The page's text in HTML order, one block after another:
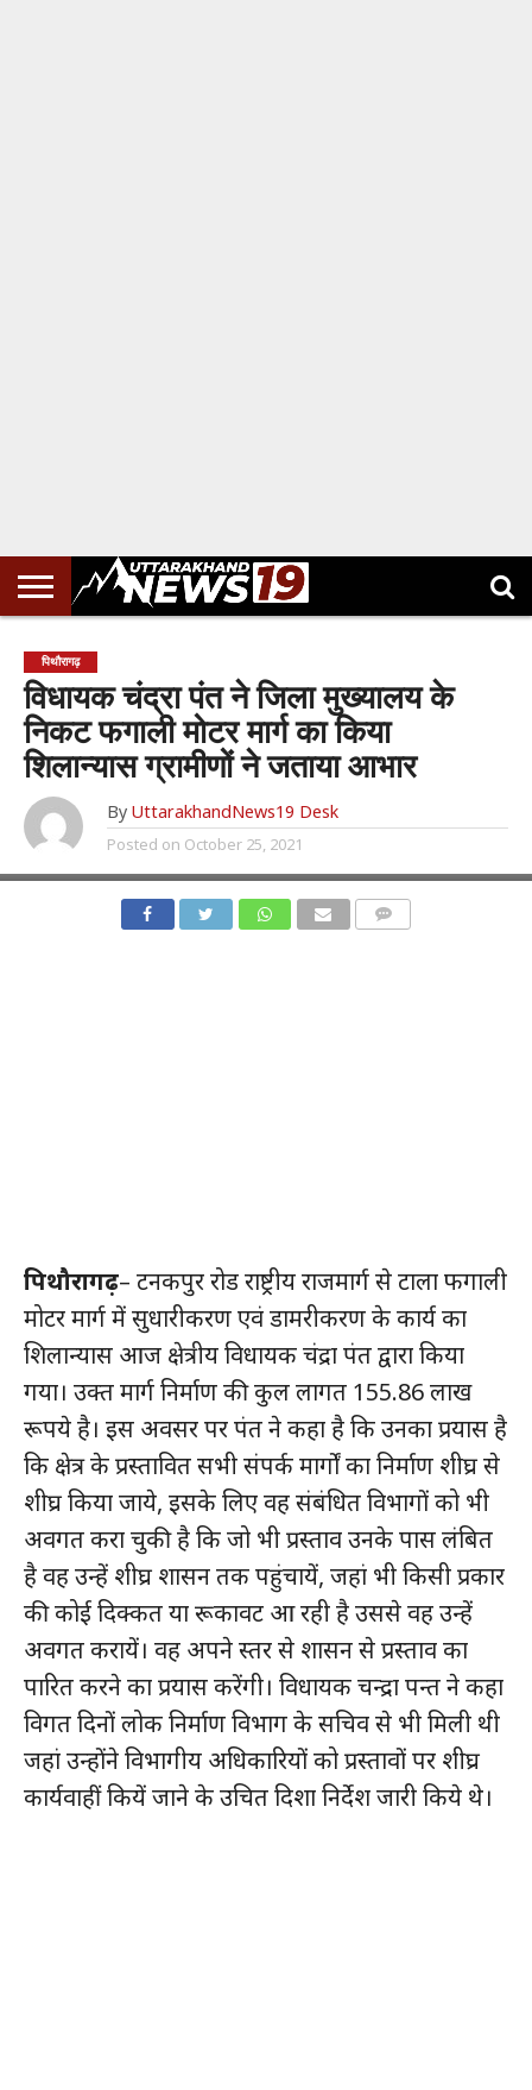
पिथौरागढ़
विधायक चंद्रा पंत ने जिला मुख्यालय के
निकट फगाली मोटर मार्ग का किया
शिलान्यास ग्रामीणों ने जताया आभार
By UttarakhandNews19 Desk
Posted on October 25, 2021
पिथौरागढ़– टनकपुर रोड राष्ट्रीय राजमार्ग से टाला फगाली
मोटर मार्ग में सुधारीकरण एवं डामरीकरण के कार्य का
शिलान्यास आज क्षेत्रीय विधायक चंद्रा पंत द्वारा किया
गया। उक्त मार्ग निर्माण की कुल लागत 155.86 लाख
रूपये है। इस अवसर पर पंत ने कहा है कि उनका प्रयास है
कि क्षेत्र के प्रस्तावित सभी संपर्क मार्गाें का निर्माण शीघ्र से
शीघ्र किया जाये, इसके लिए वह संबंधित विभागों को भी
अवगत करा चुकी है कि जो भी प्रस्ताव उनके पास लंबित
है वह उन्हें शीघ्र शासन तक पहुंचायें, जहां भी किसी प्रकार
की कोई दिक्कत या रूकावट आ रही है उससे वह उन्हें
अवगत करायें। वह अपने स्तर से शासन से प्रस्ताव का
पारित करने का प्रयास करेंगी। विधायक चन्द्रा पन्त ने कहा
विगत दिनों लोक निर्माण विभाग के सचिव से भी मिली थी
जहां उन्होंने विभागीय अधिकारियों को प्रस्तावों पर शीघ्र
कार्यवाहीं कियें जाने के उचित दिशा निर्देश जारी किये थे।